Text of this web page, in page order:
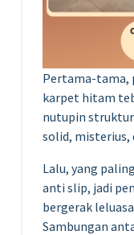
Pertama-tama,
karpet hitam
nutupin
solid, misterius,
Lalu, yang
anti slip, jadi
bergerak
Sambungan